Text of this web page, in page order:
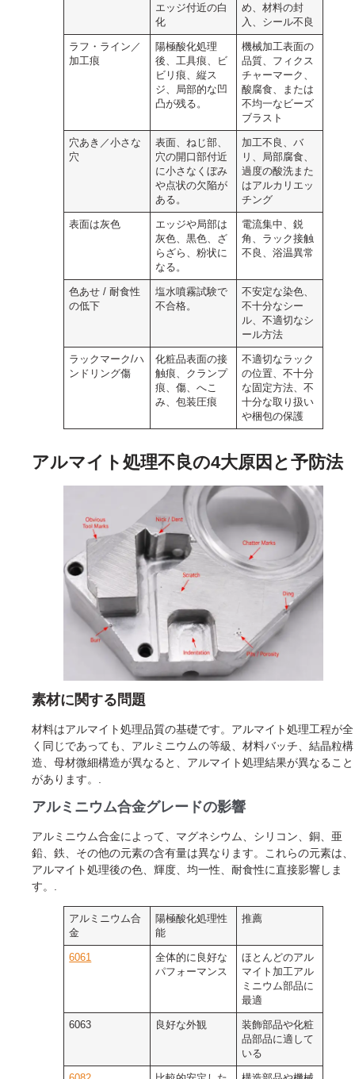
エッジ付近の白
化
め、材料の封
入、シール不良
ラフ・ライン／
加工痕
陽極酸化処理
後、工具痕、ビ
ビリ痕、縦ス
ジ、局部的な凹
凸が残る。
機械加工表面の
品質、フィクス
チャーマーク、
酸腐食、または
不均一なビーズ
ブラスト
穴あき／小さな
穴
表面、ねじ部、
穴の開口部付近
に小さなくぼみ
や点状の欠陥が
ある。
加工不良、バ
リ、局部腐食、
過度の酸洗また
はアルカリエッ
チング
表面は灰色
エッジや局部は
灰色、黒色、ざ
らざら、粉状に
なる。
電流集中、鋭
角、ラック接触
不良、浴温異常
色あせ / 耐食性
の低下
塩水噴霧試験で
不合格。
不安定な染色、
不十分なシー
ル、不適切なシ
ール方法
ラックマーク/ハ
ンドリング傷
化粧品表面の接
触痕、クランプ
痕、傷、へこ
み、包装圧痕
不適切なラック
の位置、不十分
な固定方法、不
十分な取り扱い
や梱包の保護
アルマイト処理不良の4大原因と予防法
素材に関する問題
材料はアルマイト処理品質の基礎です。アルマイト処理工程が全
く同じであっても、アルミニウムの等級、材料バッチ、結晶粒構
造、母材微細構造が異なると、アルマイト処理結果が異なること
があります。.
アルミニウム合金グレードの影響
アルミニウム合金によって、マグネシウム、シリコン、銅、亜
鉛、鉄、その他の元素の含有量は異なります。これらの元素は、
アルマイト処理後の色、輝度、均一性、耐食性に直接影響しま
す。.
アルミニウム合
金
陽極酸化処理性
能
推薦
6061
全体的に良好な
パフォーマンス
ほとんどのアル
マイト加工アル
ミニウム部品に
最適
6063 良好な外観
装飾部品や化粧
品部品に適して
いる